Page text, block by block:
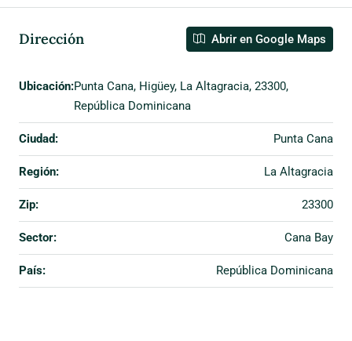
Dirección Abrir en Google Maps
Ubicación:Punta Cana, Higüey, La Altagracia, 23300,
República Dominicana
Ciudad: Punta Cana
Región: La Altagracia
Zip: 23300
Sector: Cana Bay
País: República Dominicana